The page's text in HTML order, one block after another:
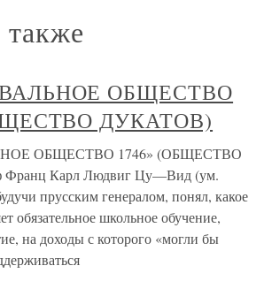
ОБЩЕСТВО
ДУКАТОВ)
ОБЩЕСТВО 1746» (ОБЩЕСТВО
Карл Людвиг Цу—Вид (ум.
прусским генералом, понял, какое
обязательное школьное обучение,
на доходы с которого «могли бы